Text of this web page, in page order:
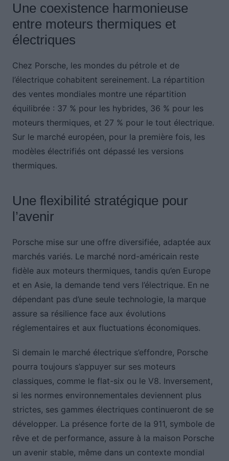
Une coexistence harmonieuse
entre moteurs thermiques et
électriques
Chez Porsche, les mondes du pétrole et de
l’électrique cohabitent sereinement. La répartition
des ventes mondiales montre une répartition
équilibrée : 37 % pour les hybrides, 36 % pour les
moteurs thermiques, et 27 % pour le tout électrique.
Sur le marché européen, pour la première fois, les
modèles électrifiés ont dépassé les versions
thermiques.
Une flexibilité stratégique pour
l’avenir
Porsche mise sur une offre diversifiée, adaptée aux
marchés variés. Le marché nord-américain reste
fidèle aux moteurs thermiques, tandis qu’en Europe
et en Asie, la demande tend vers l’électrique. En ne
dépendant pas d’une seule technologie, la marque
assure sa résilience face aux évolutions
réglementaires et aux fluctuations économiques.
Si demain le marché électrique s’effondre, Porsche
pourra toujours s’appuyer sur ses moteurs
classiques, comme le flat-six ou le V8. Inversement,
si les normes environnementales deviennent plus
strictes, ses gammes électriques continueront de se
développer. La présence forte de la 911, symbole de
rêve et de performance, assure à la maison Porsche
un avenir stable, même dans un contexte mondial